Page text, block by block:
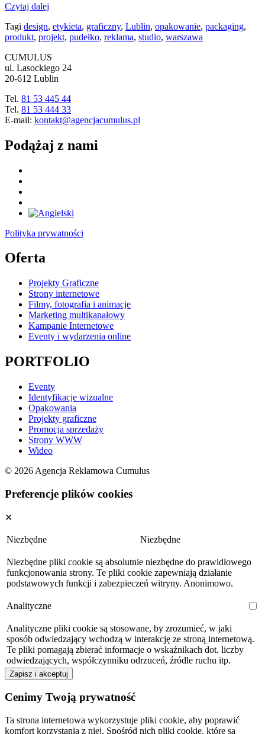
Czytaj dalej
Tagi design, etykieta, graficzny, Lublin, opakowanie, packaging,
produkt, projekt, pudełko, reklama, studio, warszawa
CUMULUS
ul. Lasockiego 24
20-612 Lublin
Tel. 81 53 445 44
Tel. 81 53 444 33
E-mail: kontakt@agencjacumulus.pl
Podążaj z nami
Polityka prywatności
Oferta
Projekty Graficzne
Strony internetowe
Filmy, fotografia i animacje
Marketing multikanałowy
Kampanie Internetowe
Eventy i wydarzenia online
PORTFOLIO
Eventy
Identyfikacje wizualne
Opakowania
Projekty graficzne
Promocja sprzedaży
Strony WWW
Wideo
© 2026 Agencja Reklamowa Cumulus
Preferencje plików cookies
✕
Niezbędne Niezbędne
Niezbędne pliki cookie są absolutnie niezbędne do prawidłowego
funkcjonowania strony. Te pliki cookie zapewniają działanie
podstawowych funkcji i zabezpieczeń witryny. Anonimowo.
Analityczne
Analityczne pliki cookie są stosowane, by zrozumieć, w jaki
sposób odwiedzający wchodzą w interakcję ze stroną internetową.
Te pliki pomagają zbierać informacje o wskaźnikach dot. liczby
odwiedzających, współczynniku odrzuceń, źródle ruchu itp.
Zapisz i akceptuj
Cenimy Twoją prywatność
Ta strona internetowa wykorzystuje pliki cookie, aby poprawić
komfort korzystania z niej. Spośród nich pliki cookie, które są